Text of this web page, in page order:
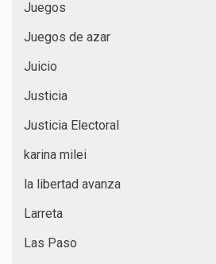
Juegos
Juegos de azar
Juicio
Justicia
Justicia Electoral
karina milei
la libertad avanza
Larreta
Las Paso